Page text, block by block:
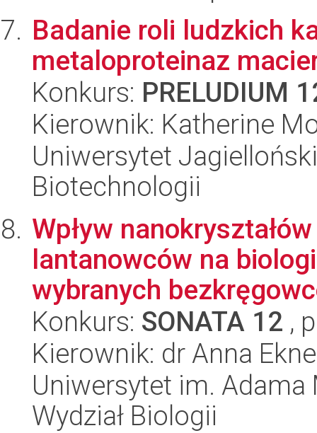
Badanie roli ludzkich
metaloproteinaz
Konkurs: PRELUDIUM
Kierownik: Katherine
Uniwersytet
Biotechnologii
Wpływ
lantanowców na
wybranych
Konkurs: SONATA 12 ,
Kierownik: dr Anna
Uniwersytet im.
Wydział Biologii